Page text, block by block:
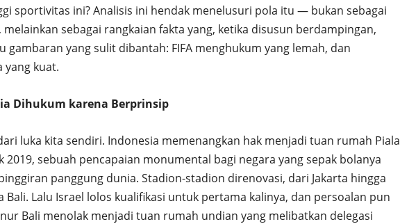
sportivitas ini? Analisis ini hendak menelusuri pola itu — bukan sebagai
sebagai rangkaian fakta yang, ketika disusun berdampingan,
gambaran yang sulit dibantah: FIFA menghukum yang lemah, dan
yang kuat.
Dihukum karena Berprinsip
luka kita sendiri. Indonesia memenangkan hak menjadi tuan rumah Piala
2019, sebuah pencapaian monumental bagi negara yang sepak bolanya
panggung dunia. Stadion-stadion direnovasi, dari Jakarta hingga
Bali. Lalu Israel lolos kualifikasi untuk pertama kalinya, dan persoalan pun
Bali menolak menjadi tuan rumah undian yang melibatkan delegasi